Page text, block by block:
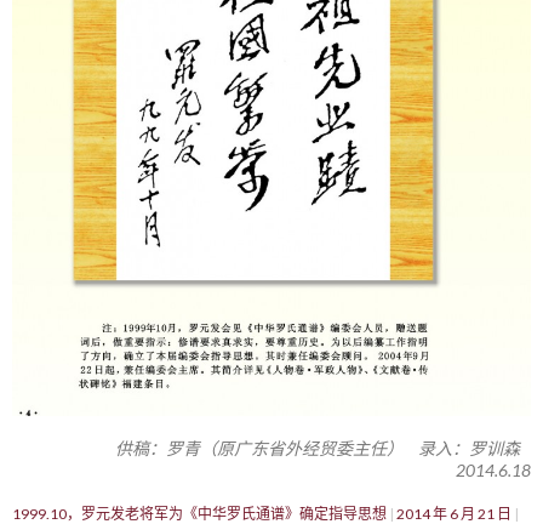
供稿：罗青（原广东省外经贸委主任） 录入：罗训森
2014.6.18
1999.10，罗元发老将军为《中华罗氏通谱》确定指导思想 2014 年 6 月 21 日